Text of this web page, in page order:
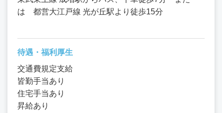
は 都営大江戸線 光が丘駅より徒歩15分
待遇・福利厚生
交通費規定支給
皆勤手当あり
住宅手当あり
昇給あり